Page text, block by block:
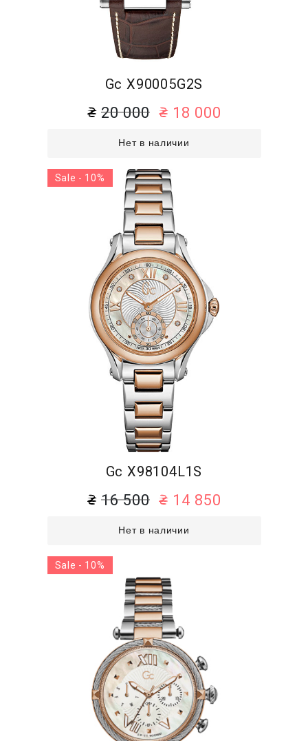
Gc X90005G2S
20 000 18 000
Нет в наличии
Gc X98104L1S
16 500 14 850
Нет в наличии
Sale - 10%
Sale - 10%